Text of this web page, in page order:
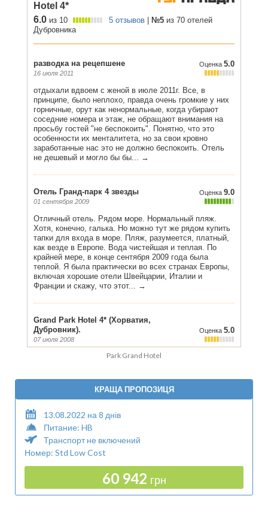
Park Grand Hotel
КРАЩА ПРОПОЗИЦЯ
13.08.2022 на 8 днів
Питание: HB
Транспорт не включений
Номер: Std Low Cost
60 942 грн